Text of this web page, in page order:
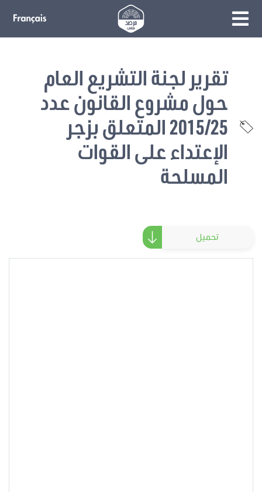
تقرير لجنة التشريع العام
حول مشروع القانون عدد
2015/25 المتعلق بزجر
الإعتداء على القوات
المسلحة
تحميل